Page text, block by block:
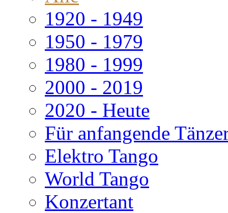
1920 - 1949
1950 - 1979
1980 - 1999
2000 - 2019
2020 - Heute
Für anfangende
Elektro Tango
World Tango
Konzertant